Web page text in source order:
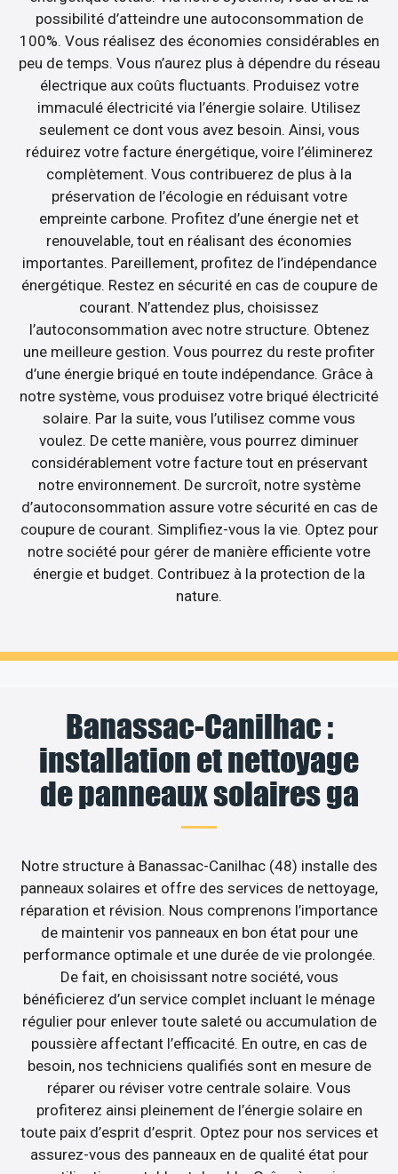
possibilité d’atteindre une autoconsommation de
100%. Vous réalisez des économies considérables en
peu de temps. Vous n’aurez plus à dépendre du réseau
électrique aux coûts fluctuants. Produisez votre
immaculé électricité via l’énergie solaire. Utilisez
seulement ce dont vous avez besoin. Ainsi, vous
réduirez votre facture énergétique, voire l’éliminerez
complètement. Vous contribuerez de plus à la
préservation de l’écologie en réduisant votre
empreinte carbone. Profitez d’une énergie net et
renouvelable, tout en réalisant des économies
importantes. Pareillement, profitez de l’indépendance
énergétique. Restez en sécurité en cas de coupure de
courant. N’attendez plus, choisissez
l’autoconsommation avec notre structure. Obtenez
une meilleure gestion. Vous pourrez du reste profiter
d’une énergie briqué en toute indépendance. Grâce à
notre système, vous produisez votre briqué électricité
solaire. Par la suite, vous l’utilisez comme vous
voulez. De cette manière, vous pourrez diminuer
considérablement votre facture tout en préservant
notre environnement. De surcroît, notre système
d’autoconsommation assure votre sécurité en cas de
coupure de courant. Simplifiez-vous la vie. Optez pour
notre société pour gérer de manière efficiente votre
énergie et budget. Contribuez à la protection de la
nature.
Banassac-Canilhac :
installation et nettoyage
de panneaux solaires ga
Notre structure à Banassac-Canilhac (48) installe des
panneaux solaires et offre des services de nettoyage,
réparation et révision. Nous comprenons l’importance
de maintenir vos panneaux en bon état pour une
performance optimale et une durée de vie prolongée.
De fait, en choisissant notre société, vous
bénéficierez d’un service complet incluant le ménage
régulier pour enlever toute saleté ou accumulation de
poussière affectant l’efficacité. En outre, en cas de
besoin, nos techniciens qualifiés sont en mesure de
réparer ou réviser votre centrale solaire. Vous
profiterez ainsi pleinement de l’énergie solaire en
toute paix d’esprit d’esprit. Optez pour nos services et
assurez-vous des panneaux en de qualité état pour